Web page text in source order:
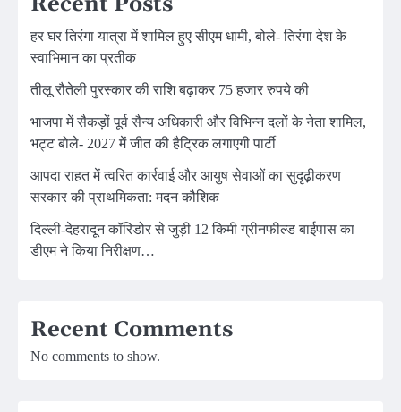
हर घर तिरंगा यात्रा में शामिल हुए सीएम धामी, बोले- तिरंगा देश के
स्वाभिमान का प्रतीक
तीलू रौतेली पुरस्कार की राशि बढ़ाकर 75 हजार रुपये की
भाजपा में सैकड़ों पूर्व सैन्य अधिकारी और विभिन्न दलों के नेता शामिल,
भट्ट बोले- 2027 में जीत की हैट्रिक लगाएगी पार्टी
आपदा राहत में त्वरित कार्रवाई और आयुष सेवाओं का सुदृढ़ीकरण
सरकार की प्राथमिकता: मदन कौशिक
दिल्ली-देहरादून कॉरिडोर से जुड़ी 12 किमी ग्रीनफील्ड बाईपास का
डीएम ने किया निरीक्षण…
Recent Comments
No comments to show.